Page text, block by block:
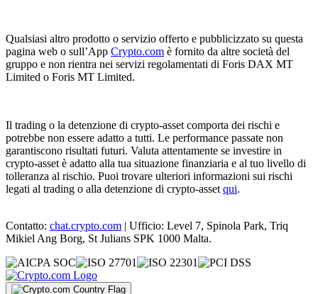
Qualsiasi altro prodotto o servizio offerto e pubblicizzato su questa
pagina web o sull’App Crypto.com è fornito da altre società del
gruppo e non rientra nei servizi regolamentati di Foris DAX MT
Limited o Foris MT Limited.
Il trading o la detenzione di crypto-asset comporta dei rischi e
potrebbe non essere adatto a tutti. Le performance passate non
garantiscono risultati futuri. Valuta attentamente se investire in
crypto-asset è adatto alla tua situazione finanziaria e al tuo livello di
tolleranza al rischio. Puoi trovare ulteriori informazioni sui rischi
legati al trading o alla detenzione di crypto-asset qui.
Contatto: chat.crypto.com | Ufficio: Level 7, Spinola Park, Triq
Mikiel Ang Borg, St Julians SPK 1000 Malta.